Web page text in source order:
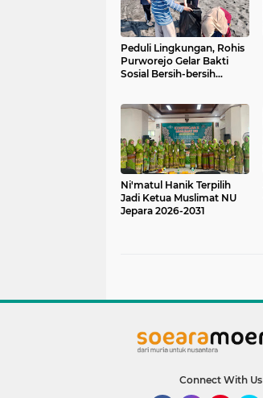
Peduli Lingkungan, Rohis
Purworejo Gelar Bakti
Sosial Bersih-bersih
Ni'matul Hanik Terpilih
Jadi Ketua Muslimat NU
Jepara 2026-2031
Connect With Us